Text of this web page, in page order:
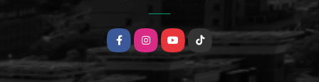
FacebookInstagramYouTubeTikTok